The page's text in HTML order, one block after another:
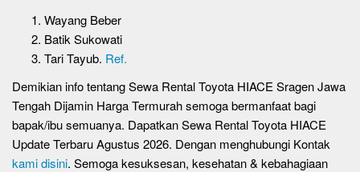
Wayang Beber
Batik Sukowati
Tari Tayub. Ref.
Demikian info tentang Sewa Rental Toyota HIACE Sragen Jawa
Tengah Dijamin Harga Termurah semoga bermanfaat bagi
bapak/ibu semuanya. Dapatkan Sewa Rental Toyota HIACE
Update Terbaru Agustus 2026. Dengan menghubungi Kontak
kami disini. Semoga kesuksesan, kesehatan & kebahagiaan